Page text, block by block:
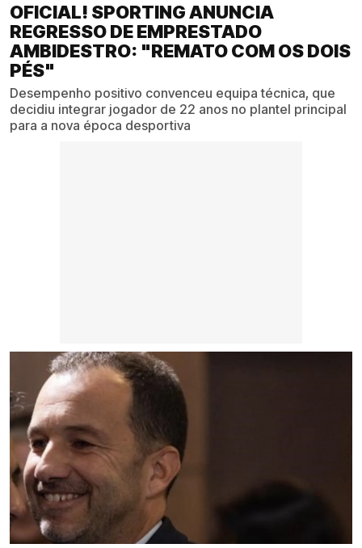
OFICIAL! SPORTING ANUNCIA
REGRESSO DE EMPRESTADO
AMBIDESTRO: "REMATO COM OS DOIS
PÉS"
Desempenho positivo convenceu equipa técnica, que
decidiu integrar jogador de 22 anos no plantel principal
para a nova época desportiva